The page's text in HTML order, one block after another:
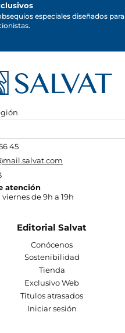
especiales diseñados para
45
atención
de 9h a 19h
Editorial Salvat
Conócenos
Sostenibilidad
Tienda
Exclusivo Web
Títulos atrasados
Iniciar sesión